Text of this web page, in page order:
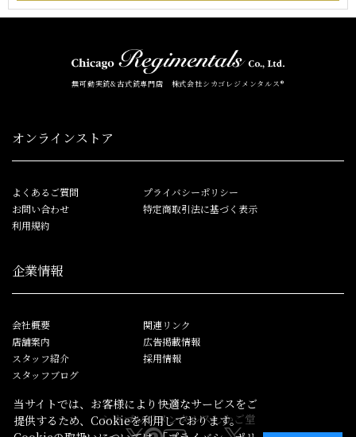
無可動実銃&古式銃専門店 株式会社シカゴレジメンタルス®
オンラインストア
よくあるご質問
お問い合わせ
利用規約
プライバシーポリシー
特定商取引法に基づく表示
企業情報
会社概要
店舗案内
スタッフ紹介
スタッフブログ
関連リンク
広告掲載情報
採用情報
シカゴレジメンタルスしかご堂
当サイトでは、お客様により快適なサービスをご
提供するため、Cookieを利用しております。